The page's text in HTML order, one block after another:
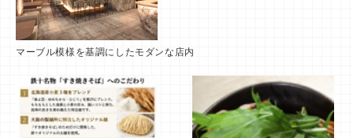
マーブル模様を基調にしたモダンな店内